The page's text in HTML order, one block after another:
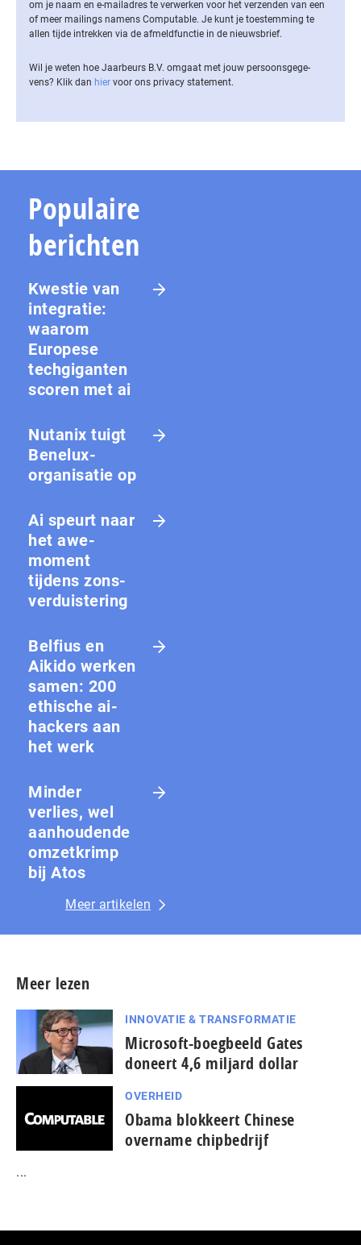
om je naam en e-mailadres te verwerken voor het verzenden van een
of meer mailings namens Computable. Je kunt je toestemming te
allen tijde intrekken via de af­meld­func­tie in de nieuwsbrief.
Wil je weten hoe Jaarbeurs B.V. omgaat met jouw per­soons­ge­ge­
vens? Klik dan hier voor ons privacy statement.
Populaire
berichten
Kwestie van
integratie:
waarom
Europese
techgiganten
scoren met ai
Nutanix tuigt
Benelux-
organisatie op
Ai speurt naar
het awe-
moment
tijdens zons­
ver­duis­te­ring
Belfius en
Aikido werken
samen: 200
ethische ai-
hackers aan
het werk
Minder
verlies, wel
aanhoudende
omzetkrimp
bij Atos
Meer artikelen
Meer lezen
INNOVATIE & TRANSFORMATIE
Microsoft-boegbeeld Gates
doneert 4,6 miljard dollar
OVERHEID
Obama blokkeert Chinese
overname chipbedrijf
...